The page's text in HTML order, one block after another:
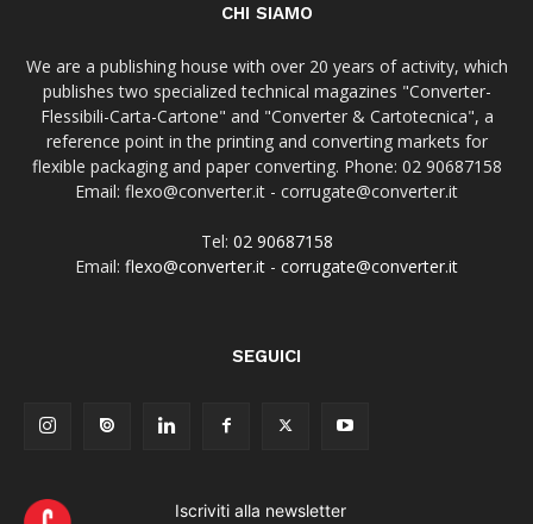
CHI SIAMO
We are a publishing house with over 20 years of activity, which
publishes two specialized technical magazines "Converter-
Flessibili-Carta-Cartone" and "Converter & Cartotecnica", a
reference point in the printing and converting markets for
flexible packaging and paper converting. Phone: 02 90687158
Email: flexo@converter.it - corrugate@converter.it
Tel: 02 90687158
Email: flexo@converter.it - corrugate@converter.it
SEGUICI
Iscriviti alla newsletter